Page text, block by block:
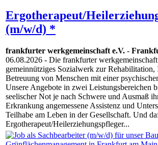
Ergotherapeut/
(m/w/d) *
frankfurter werkgemeinschaft e.V. -
06.08.2026 - Die frankfurter
gemeinnütziges Sozialwerk zur Rehabilitation,
Betreuung von Menschen mit einer
Unsere Angebote in zwei Leistungsbereichen
seelischer Not je nach Schwere und Ausmaß
Erkrankung angemessene Assistenz und
Teilhabe am Leben in der Gesellschaft. Und
Ergotherapeut/Heilerziehungspfleger...